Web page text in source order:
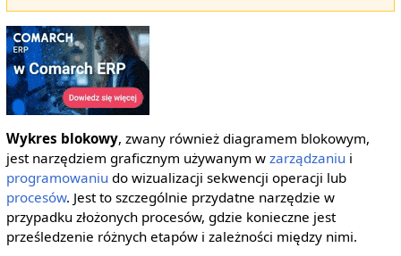
Wykres blokowy, zwany również diagramem blokowym,
jest narzędziem graficznym używanym w zarządzaniu i
programowaniu do wizualizacji sekwencji operacji lub
procesów. Jest to szczególnie przydatne narzędzie w
przypadku złożonych procesów, gdzie konieczne jest
prześledzenie różnych etapów i zależności między nimi.